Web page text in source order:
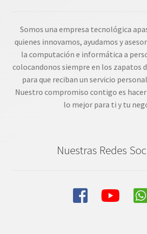
Somos una empresa tecnológica
quienes innovamos, ayudamos y
la computación e informática a
colocandonos siempre en los zapatos
para que reciban un servicio
Nuestro compromiso contigo es
lo mejor para ti y tu
Nuestras Redes